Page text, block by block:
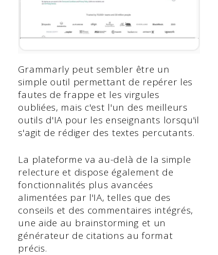
Grammarly peut sembler être un
simple outil permettant de repérer les
fautes de frappe et les virgules
oubliées, mais c'est l'un des meilleurs
outils d'IA pour les enseignants lorsqu'il
s'agit de rédiger des textes percutants.
La plateforme va au-delà de la simple
relecture et dispose également de
fonctionnalités plus avancées
alimentées par l'IA, telles que des
conseils et des commentaires intégrés,
une aide au brainstorming et un
générateur de citations au format
précis.